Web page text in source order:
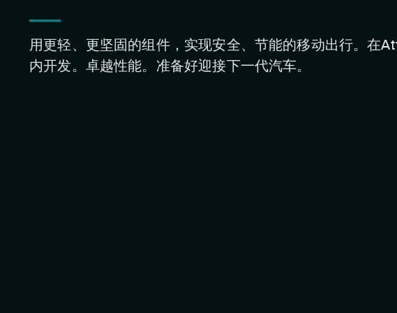
用更轻、更坚固的组件，实现安全、节能的移动出行。在
内开发。卓越性能。准备好迎接下一代汽车。